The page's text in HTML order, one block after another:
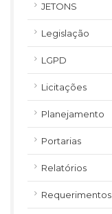
JETONS
Legislação
LGPD
Licitações
Planejamento
Portarias
Relatórios
Requerimentos